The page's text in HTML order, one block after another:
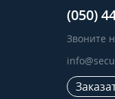
(050)
Звоните